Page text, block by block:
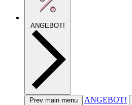
ANGEBOT!
Prev main menu ANGEBOT!